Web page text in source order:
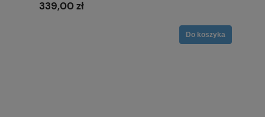
339,00 zł
Do koszyka